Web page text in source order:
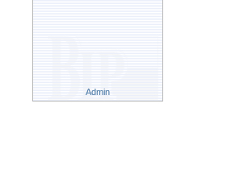
Admin